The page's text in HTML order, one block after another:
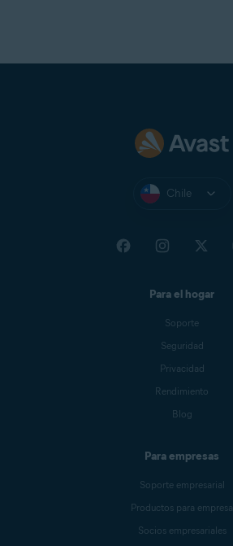
Chile
Para el hogar
Soporte
Seguridad
Privacidad
Rendimiento
Blog
Para empresas
Soporte empresarial
Productos para empresa
Socios empresariales